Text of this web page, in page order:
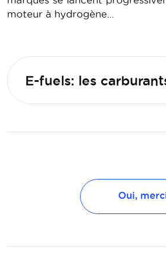
moteur à hydrogène…
E-fuels: les
Oui,